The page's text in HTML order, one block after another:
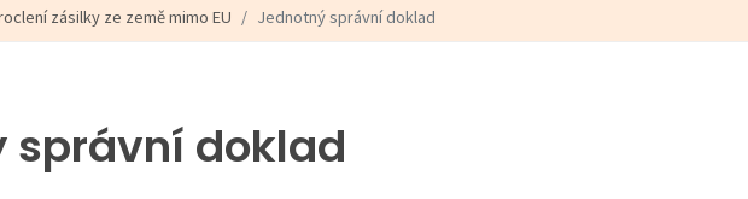
zásilky ze země mimo EU Jednotný správní doklad
správní doklad